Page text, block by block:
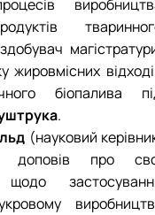
жировмісних
біопалива
.
(науковий
про
щодо